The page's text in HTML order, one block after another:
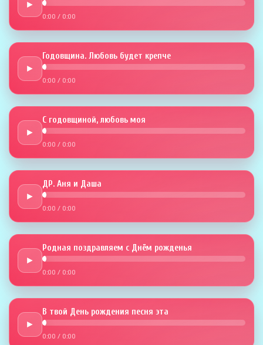
►
0:00 / 0:00
►
Годовщина. Любовь будет крепче
0:00 / 0:00
►
С годовщиной, любовь моя
0:00 / 0:00
►
ДР. Аня и Даша
0:00 / 0:00
►
Родная поздравляем с Днём рожденья
0:00 / 0:00
►
В твой День рождения песня эта
0:00 / 0:00